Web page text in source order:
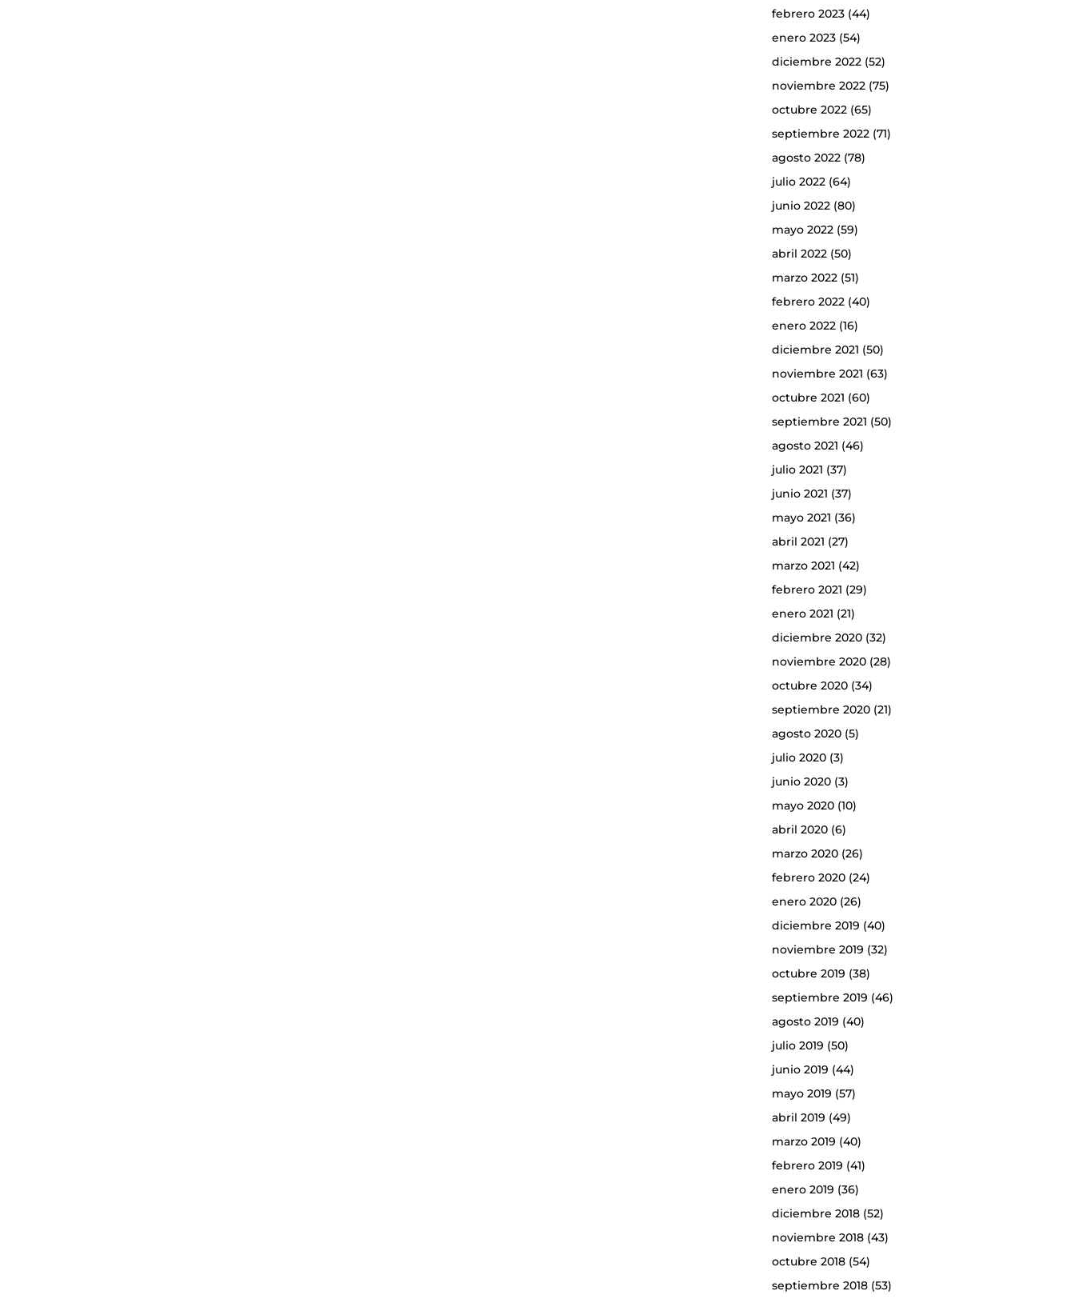
febrero 2023(44)
enero 2023(54)
diciembre 2022(52)
noviembre 2022(75)
octubre 2022(65)
septiembre 2022(71)
agosto 2022(78)
julio 2022(64)
junio 2022(80)
mayo 2022(59)
abril 2022(50)
marzo 2022(51)
febrero 2022(40)
enero 2022(16)
diciembre 2021 (50)
noviembre 2021 (63)
octubre 2021 (60)
septiembre 2021 (50)
agosto 2021 (46)
julio 2021 (37)
junio 2021 (37)
mayo 2021 (36)
abril 2021 (27)
marzo 2021 (42)
febrero 2021 (29)
enero 2021 (21)
diciembre 2020(32)
noviembre 2020(28)
octubre 2020(34)
septiembre 2020(21)
agosto 2020(5)
julio 2020(3)
junio 2020(3)
mayo 2020(10)
abril 2020(6)
marzo 2020(26)
febrero 2020(24)
enero 2020(26)
diciembre 2019 (40)
noviembre 2019 (32)
octubre 2019 (38)
septiembre 2019 (46)
agosto 2019 (40)
julio 2019 (50)
junio 2019 (44)
mayo 2019 (57)
abril 2019 (49)
marzo 2019 (40)
febrero 2019 (41)
enero 2019 (36)
diciembre 2018(52)
noviembre 2018(43)
octubre 2018(54)
septiembre 2018(53)